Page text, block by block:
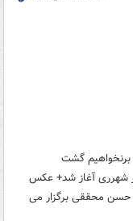
گشت
شهرری آغاز شد+ عکس
حسن محققی برگزار می